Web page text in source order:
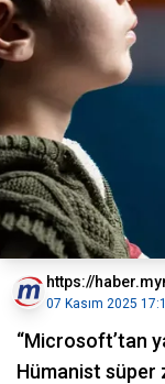
https://
07 Kasım 2025
“Microsoft’tan
Hümanist süper